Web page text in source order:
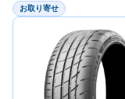
お取り寄せ